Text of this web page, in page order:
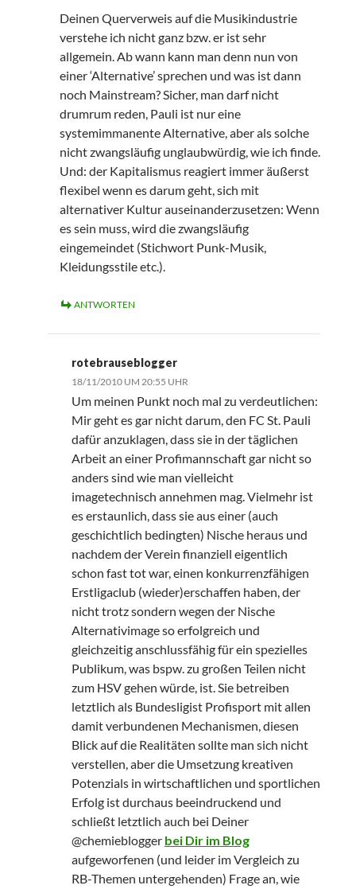
Deinen Querverweis auf die Musikindustrie
verstehe ich nicht ganz bzw. er ist sehr
allgemein. Ab wann kann man denn nun von
einer ‘Alternative’ sprechen und was ist dann
noch Mainstream? Sicher, man darf nicht
drumrum reden, Pauli ist nur eine
systemimmanente Alternative, aber als solche
nicht zwangsläufig unglaubwürdig, wie ich finde.
Und: der Kapitalismus reagiert immer äußerst
flexibel wenn es darum geht, sich mit
alternativer Kultur auseinanderzusetzen: Wenn
es sein muss, wird die zwangsläufig
eingemeindet (Stichwort Punk-Musik,
Kleidungsstile etc.).
ANTWORTEN
rotebrauseblogger
18/11/2010 UM 20:55 UHR
Um meinen Punkt noch mal zu verdeutlichen:
Mir geht es gar nicht darum, den FC St. Pauli
dafür anzuklagen, dass sie in der täglichen
Arbeit an einer Profimannschaft gar nicht so
anders sind wie man vielleicht
imagetechnisch annehmen mag. Vielmehr ist
es erstaunlich, dass sie aus einer (auch
geschichtlich bedingten) Nische heraus und
nachdem der Verein finanziell eigentlich
schon fast tot war, einen konkurrenzfähigen
Erstligaclub (wieder)erschaffen haben, der
nicht trotz sondern wegen der Nische
Alternativimage so erfolgreich und
gleichzeitig anschlussfähig für ein spezielles
Publikum, was bspw. zu großen Teilen nicht
zum HSV gehen würde, ist. Sie betreiben
letztlich als Bundesligist Profisport mit allen
damit verbundenen Mechanismen, diesen
Blick auf die Realitäten sollte man sich nicht
verstellen, aber die Umsetzung kreativen
Potenzials in wirtschaftlichen und sportlichen
Erfolg ist durchaus beeindruckend und
schließt letztlich auch bei Deiner
@chemieblogger bei Dir im Blog
aufgeworfenen (und leider im Vergleich zu
RB-Themen untergehenden) Frage an, wie